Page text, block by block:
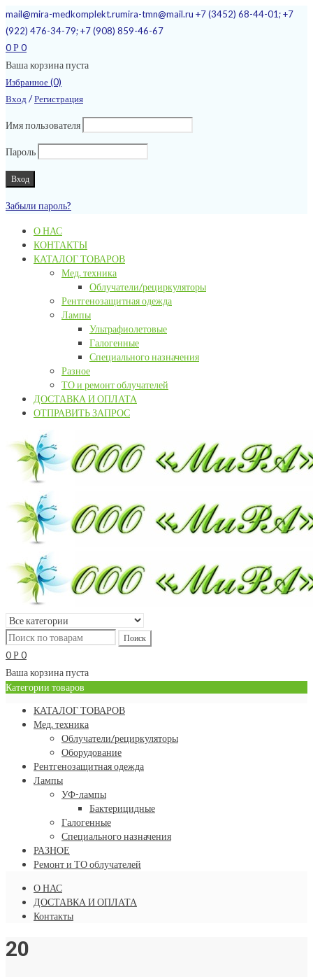
mail@mira-medkomplekt.rumira-tmn@mail.ru +7 (3452) 68-44-01; +7
(922) 476-34-79; +7 (908) 859-46-67
0 Р 0
Ваша корзина пуста
Избранное (0)
Вход /Регистрация
Имя пользователя
Пароль
Забыли пароль?
О НАС
КОНТАКТЫ
КАТАЛОГ ТОВАРОВ
Мед. техника
Облучатели/рециркуляторы
Рентгенозащитная одежда
Лампы
Ультрафиолетовые
Галогенные
Специального назначения
Разное
ТО и ремонт облучателей
ДОСТАВКА И ОПЛАТА
ОТПРАВИТЬ ЗАПРОС
0 Р 0
Ваша корзина пуста
Категории товаров
КАТАЛОГ ТОВАРОВ
Мед. техника
Облучатели/рециркуляторы
Оборудование
Рентгенозащитная одежда
Лампы
УФ-лампы
Бактерицидные
Галогенные
Специального назначения
РАЗНОЕ
Ремонт и ТО облучателей
О НАС
ДОСТАВКА И ОПЛАТА
Контакты
20